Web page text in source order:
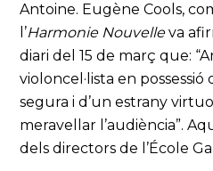
Antoine. Eugène Cools,
l’Harmonie Nouvelleva
diari del 15 de març que:
violoncel·lista en possessió
segura i d’un estrany
meravellar l’audiència”.
dels directors de l’École